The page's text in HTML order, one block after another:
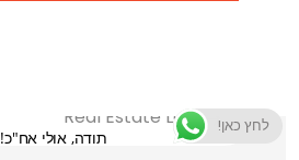
Real Estate Law לחץ כאן!
תודה, אולי אח"כ!